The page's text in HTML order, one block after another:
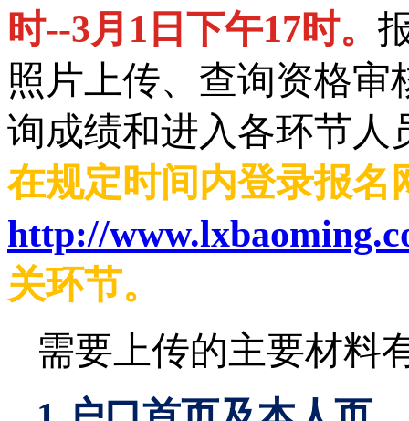
时--3月1日下午17时。
照片上传、查询资格
询成绩和进入各环节人
在规定时间内登录报名
http://
关环节。
需要上传的主要材料